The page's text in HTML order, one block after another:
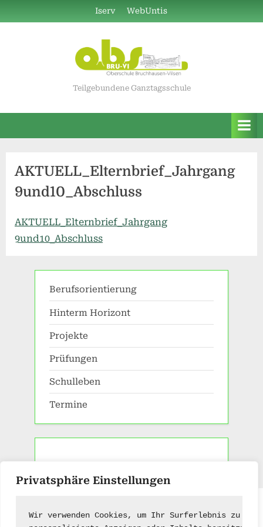
Privatsphäre Einstellungen
Wir verwenden Cookies, um Ihr Surferlebnis zu
to
Iserv WebUntis
Teilgebundene Ganztagsschule
AKTUELL_Elternbrief_Jahrgang
9und10_Abschluss
AKTUELL_Elternbrief_Jahrgang
9und10_Abschluss
Berufsorientierung
Hinterm Horizont
Projekte
Prüfungen
Schulleben
Termine
Impressum Kontakt